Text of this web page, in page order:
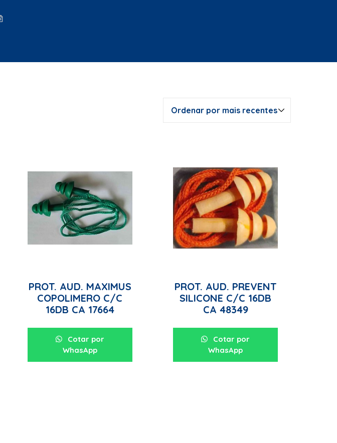
PROT. AUD. MAXIMUS
COPOLIMERO C/C
16DB CA 17664
Cotar por
WhasApp
PROT. AUD. PREVENT
SILICONE C/C 16DB
CA 48349
Cotar por
WhasApp